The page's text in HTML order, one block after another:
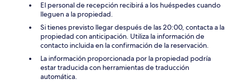
El personal de recepción recibirá a los huéspedes cuando
lleguen a la propiedad.
Si tienes previsto llegar después de las 20:00, contacta a la
propiedad con anticipación. Utiliza la información de
contacto incluida en la confirmación de la reservación.
La información proporcionada por la propiedad podría
estar traducida con herramientas de traducción
automática.